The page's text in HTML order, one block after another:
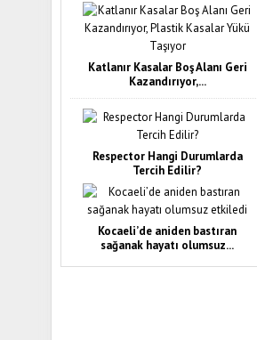
Katlanır Kasalar Boş Alanı Geri
Kazandırıyor,...
Respector Hangi Durumlarda
Tercih Edilir?
Kocaeli’de aniden bastıran
sağanak hayatı olumsuz...